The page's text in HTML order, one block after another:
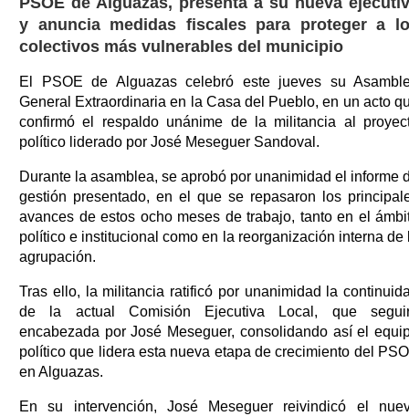
y anuncia medidas fiscales para proteger a
colectivos más vulnerables del municipio
El PSOE de Alguazas celebró este jueves su
General Extraordinaria en la Casa del Pueblo, en un acto
confirmó el respaldo unánime de la militancia al
político liderado por José Meseguer Sandoval.
Durante la asamblea, se aprobó por unanimidad el informe
gestión presentado, en el que se repasaron los
avances de estos ocho meses de trabajo, tanto en el
político e institucional como en la reorganización interna de
agrupación.
Tras ello, la militancia ratificó por unanimidad la
de la actual Comisión Ejecutiva Local, que
encabezada por José Meseguer, consolidando así el
político que lidera esta nueva etapa de crecimiento del
en Alguazas.
En su intervención, José Meseguer reivindicó el